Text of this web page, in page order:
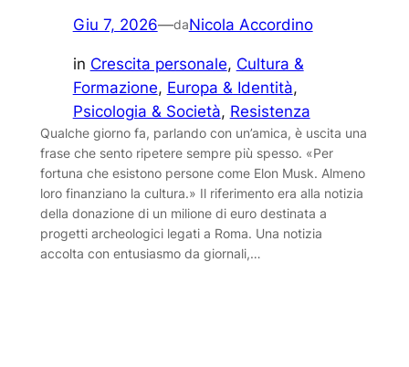
Giu 7, 2026—daNicola Accordino
in Crescita personale, Cultura &
Formazione, Europa & Identità
Psicologia & Società, Resistenza
Qualche giorno fa, parlando con un’amica, è uscita una
frase che sento ripetere sempre più spesso. «Per
fortuna che esistono persone come Elon Musk. Almeno
loro finanziano la cultura.» Il riferimento era alla notizia
della donazione di un milione di euro destinata a
progetti archeologici legati a Roma. Una notizia
accolta con entusiasmo da giornali,…